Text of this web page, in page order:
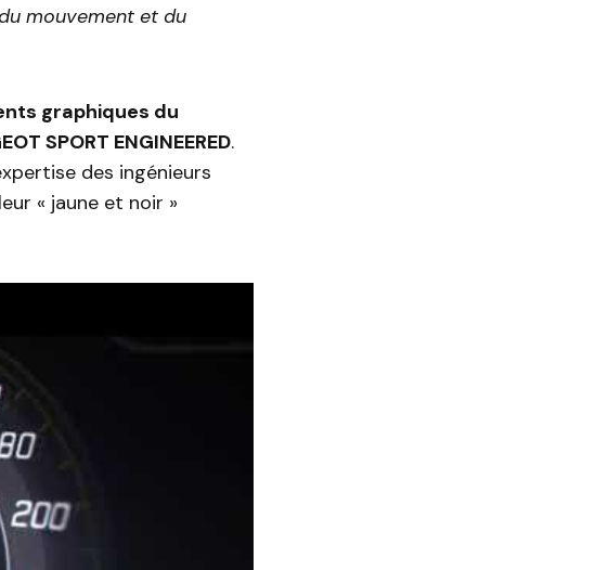
mouvement et du
graphiques du
SPORT ENGINEERED.
des ingénieurs
« jaune et noir »